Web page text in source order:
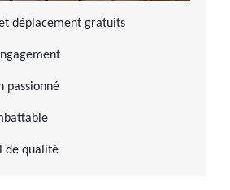
déplacement gratuits
passionné
de qualité